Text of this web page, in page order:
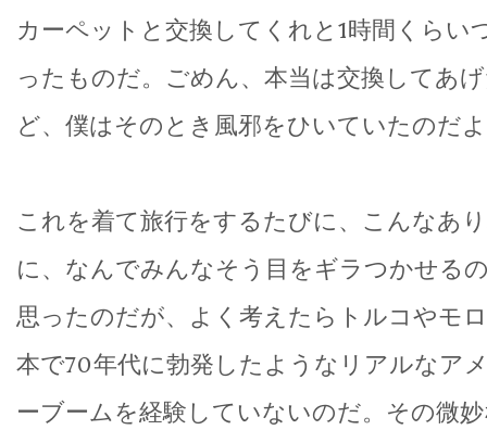
カーペットと交換してくれと1時間くらい
ったものだ。ごめん、本当は交換してあ
ど、僕はそのとき風邪をひいていたのだ
これを着て旅行をするたびに、こんなあ
に、なんでみんなそう目をギラつかせる
思ったのだが、よく考えたらトルコやモ
本で70年代に勃発したようなリアルなア
ーブームを経験していないのだ。その微